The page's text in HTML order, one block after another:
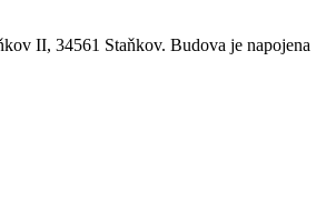
II, 34561 Staňkov. Budova je napojena